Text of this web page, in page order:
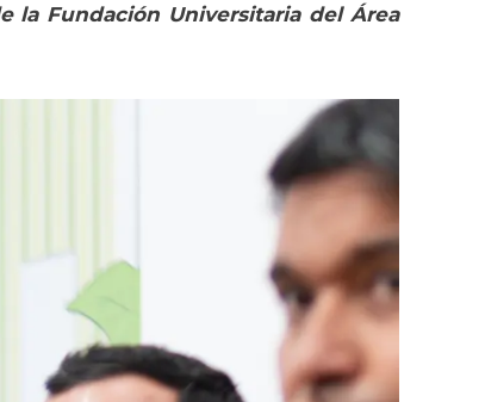
la Fundación Universitaria del Área